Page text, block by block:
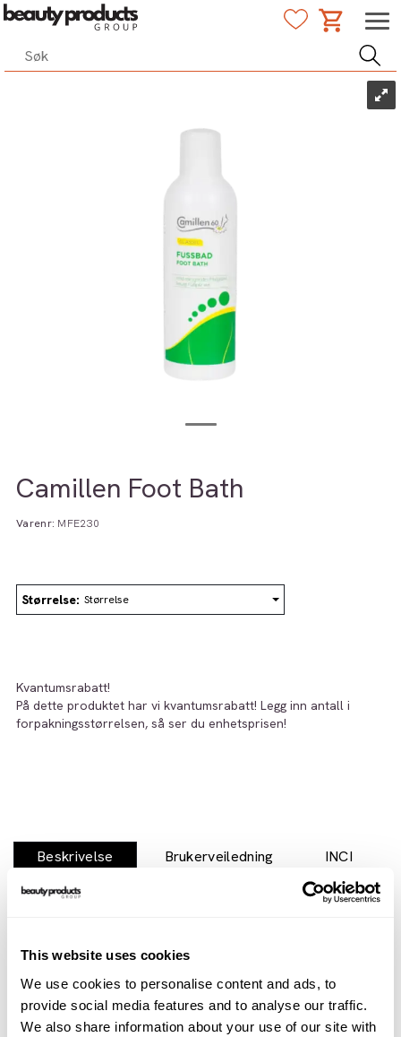
This website uses cookies
We use cookies to personalise content and ads, to
provide social media features and to analyse our traffic.
We also share information about your use of our site with
Camillen Foot Bath
Varenr: MFE230
Størrelse Størrelse
Kvantumsrabatt!
På dette produktet har vi kvantumsrabatt! Legg inn antall i
forpakningsstørrelsen, så ser du enhetsprisen!
Beskrivelse Brukerveiledning INCI
Et beroligende fotbad som renser, frisker opp, stimulerer
palmitinsyre, ekstrahert fra kokosnøtt, gjør huden jevn og
smidig. Det ideelle grunnlaget før fotbehandling.
Alternativer